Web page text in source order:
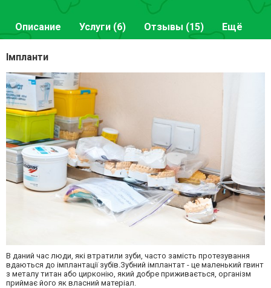
Описание Услуги (6) Отзывы (15) Ещё
Імпланти
В даний час люди, які втратили зуби, часто замість протезування
вдаються до імплантації зубів.Зубний імплантат - це маленький гвинт
з металу титан або цирконію, який добре приживається, організм
приймає його як власний матеріал.